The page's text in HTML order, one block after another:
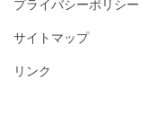
プライバシーポリシー
サイトマップ
リンク